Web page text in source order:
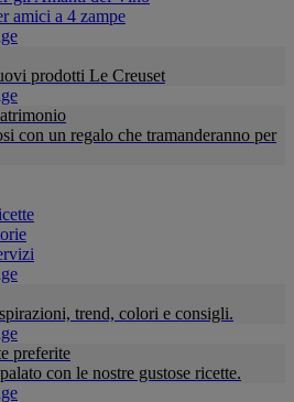
amici a 4 zampe
prodotti Le Creuset
con un regalo che tramanderanno per
trend, colori e consigli.
preferite
con le nostre gustose ricette.